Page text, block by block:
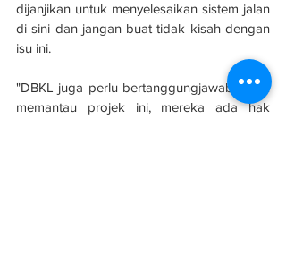
dijanjikan untuk menyelesaikan sistem jalan
di sini dan jangan buat tidak kisah dengan
isu ini.
"DBKL juga perlu bertanggungjawab untuk
memantau projek ini, mereka ada hak